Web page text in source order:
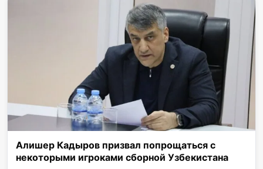
Алишер Кадыров призвал попрощаться с
некоторыми игроками сборной Узбекистана